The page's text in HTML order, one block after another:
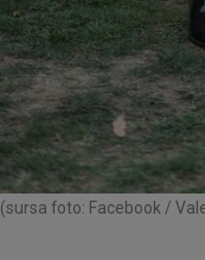
(sursa foto: Facebook /